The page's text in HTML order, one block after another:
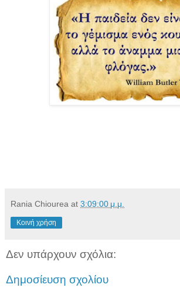
Rania Chiourea at 3:09:00 μ.μ.
Κοινή χρήση
Δεν υπάρχουν σχόλια:
Δημοσίευση σχολίου